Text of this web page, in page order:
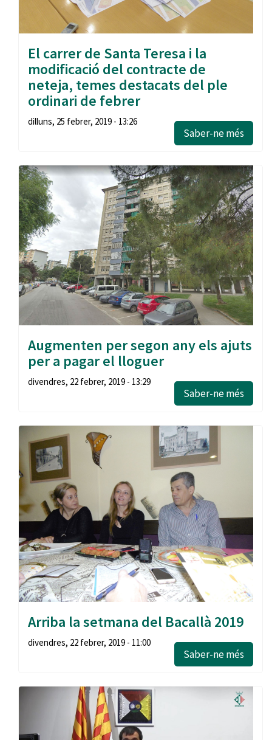
El carrer de Santa Teresa i la
modificació del contracte de
neteja, temes destacats del ple
ordinari de febrer
dilluns, 25 febrer, 2019 - 13:26
Saber-ne més
Augmenten per segon any els ajuts
per a pagar el lloguer
divendres, 22 febrer, 2019 - 13:29
Saber-ne més
Arriba la setmana del Bacallà 2019
divendres, 22 febrer, 2019 - 11:00
Saber-ne més